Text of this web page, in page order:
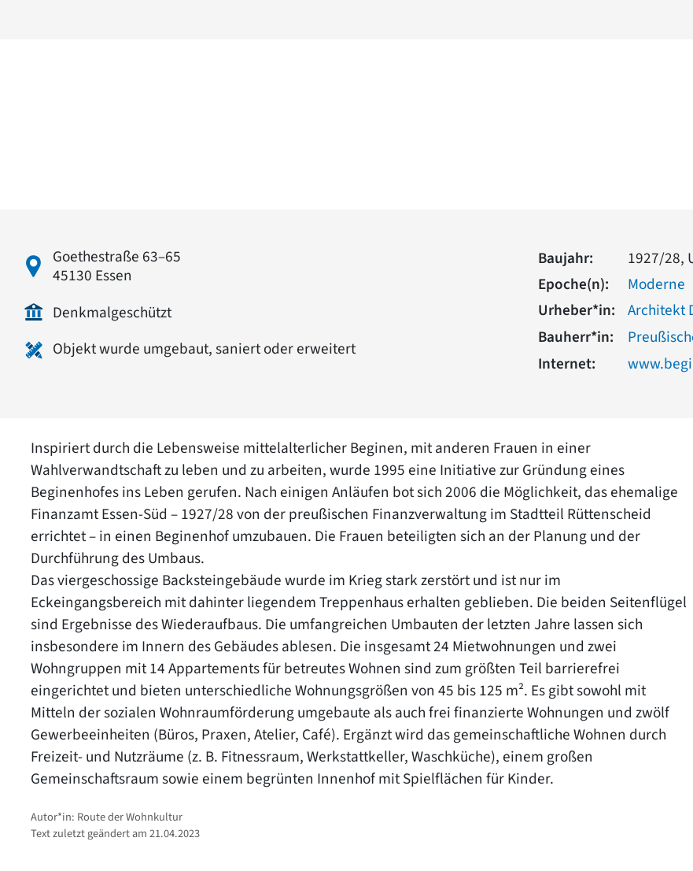
Goethestraße 63–65
45130 Essen
Denkmalgeschützt
Objekt wurde umgebaut, saniert oder erweitert
Baujahr:
1927/28,
Epoche(n):
Moderne
Urheber*in:
Architekt
Bauherr*in:
Internet:
Inspiriert durch die Lebensweise mittelalterlicher Beginen, mit anderen Frauen in einer
Wahlverwandtschaft zu leben und zu arbeiten, wurde 1995 eine Initiative zur Gründung eines
Beginenhofes ins Leben gerufen. Nach einigen Anläufen bot sich 2006 die Möglichkeit, das ehemalige
Finanzamt Essen-Süd – 1927/28 von der preußischen Finanzverwaltung im Stadtteil Rüttenscheid
errichtet – in einen Beginenhof umzubauen. Die Frauen beteiligten sich an der Planung und der
Durchführung des Umbaus.
Das viergeschossige Backsteingebäude wurde im Krieg stark zerstört und ist nur im
Eckeingangsbereich mit dahinter liegendem Treppenhaus erhalten geblieben. Die beiden Seitenflügel
sind Ergebnisse des Wiederaufbaus. Die umfangreichen Umbauten der letzten Jahre lassen sich
insbesondere im Innern des Gebäudes ablesen. Die insgesamt 24 Mietwohnungen und zwei
Wohngruppen mit 14 Appartements für betreutes Wohnen sind zum größten Teil barrierefrei
eingerichtet und bieten unterschiedliche Wohnungsgrößen von 45 bis 125 m². Es gibt sowohl mit
Mitteln der sozialen Wohnraumförderung umgebaute als auch frei finanzierte Wohnungen und zwölf
Gewerbeeinheiten (Büros, Praxen, Atelier, Café). Ergänzt wird das gemeinschaftliche Wohnen durch
Freizeit- und Nutzräume (z. B. Fitnessraum, Werkstattkeller, Waschküche), einem großen
Gemeinschaftsraum sowie einem begrünten Innenhof mit Spielflächen für Kinder.
Autor*in: Route der Wohnkultur
Text zuletzt geändert am 21.04.2023